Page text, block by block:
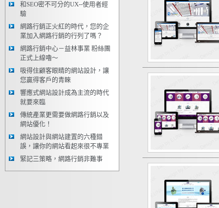
和SEO密不可分的UX--使用者經
驗
網路行銷正火紅的時代，您的企
業加入網路行銷的行列了嗎？
網路行銷中心－益林事業 粉絲團
正式上線嚕～
吸得住顧客眼睛的網站設計，讓
您贏得客戶的青睞
響應式網站設計成為主流的時代
就要來臨
傳統產業更需要做網路行銷以及
網站優化！
網站設計與網站建置的六種錯
誤，讓你的網站看起來很不專業
緊記三策略，網路行銷非難事